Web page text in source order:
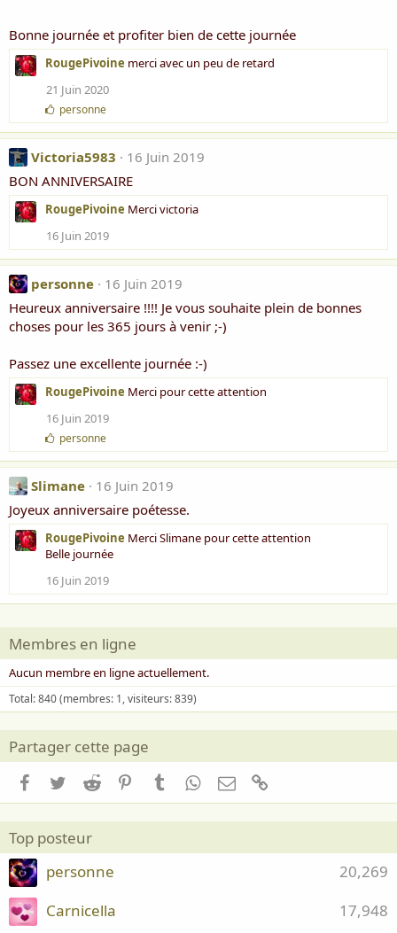
Bonne journée et profiter bien de cette journée
RougePivoine merci avec un peu de retard
21 Juin 2020
J
'
a
m
e
:
personne
Victoria5983
16 Juin 2019
BON ANNIVERSAIRE
RougePivoine Merci victoria
16 Juin 2019
personne
16 Juin 2019
Heureux anniversaire !!!! Je vous souhaite plein de bonnes
choses pour les 365 jours à venir ;-)
Passez une excellente journée :-)
RougePivoine Merci pour cette attention
16 Juin 2019
J
'
a
m
e
:
personne
Slimane
16 Juin 2019
Joyeux anniversaire poétesse.
RougePivoine Merci Slimane pour cette attention
Belle journée
16 Juin 2019
Membres en ligne
Aucun membre en ligne actuellement.
Total: 840 (membres: 1, visiteurs: 839)
Partager cette page
Facebook
TwitterReddit PinterestTumblrWhatsApp
Email
Top posteur
20,269
personne
17,948
Carnicella